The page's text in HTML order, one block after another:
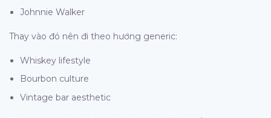
Johnnie Walker
Thay vào đó nên đi theo hướng generic:
Whiskey lifestyle
Bourbon culture
Vintage bar aesthetic